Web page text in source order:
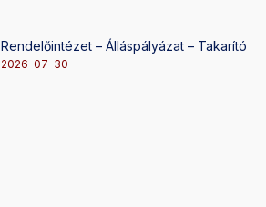
Rendelőintézet – Álláspályázat – Takarító
2026-07-30